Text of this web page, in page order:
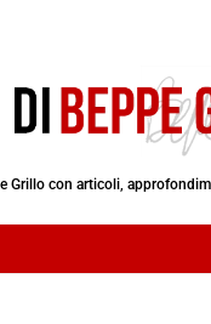
Grillo con articoli,